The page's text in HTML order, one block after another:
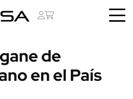
de
en el País